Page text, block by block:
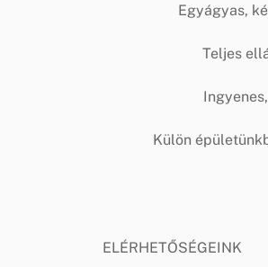
Egyágyas,
Teljes
Külön
ELÉRHETŐSÉGEINK